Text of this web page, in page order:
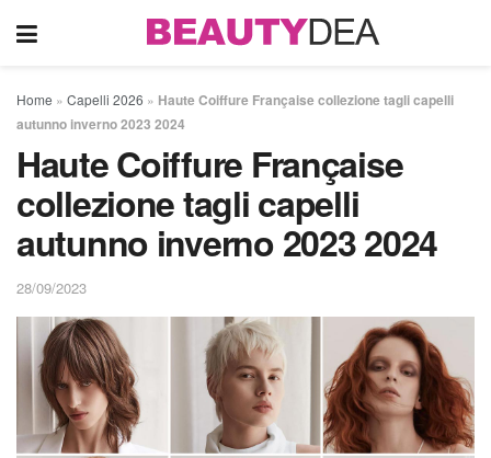
Home » Capelli 2026 » Haute Coiffure Française collezione tagli capelli
autunno inverno 2023 2024
Haute Coiffure Française
collezione tagli capelli
autunno inverno 2023 2024
28/09/2023